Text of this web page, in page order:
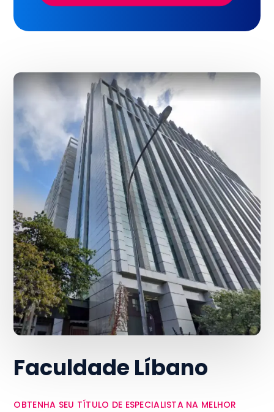
Faculdade Líbano
OBTENHA SEU TÍTULO DE ESPECIALISTA NA MELHOR